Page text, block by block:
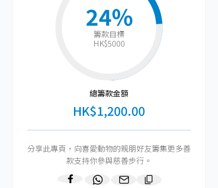
24%
籌款目標​
HK$5000
總籌款金額​
HK$1,200.00
分享此專頁，向喜愛動物的親朋好友籌集更多善
款支持你參與慈善步行。